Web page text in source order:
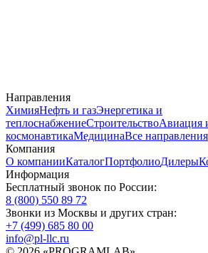
Направления
ХимияНефть и газЭнергетика и
теплоснабжениеСтроительствоАвиация
космонавтикаМедицинаВсе направления
Компания
О компанииКаталогПортфолиоДилеры
Информация
Бесплатный звонок по России:
8 (800) 550 89 72
Звонки из Москвы и других стран:
+7 (499) 685 80 00
info@pl-llc.ru